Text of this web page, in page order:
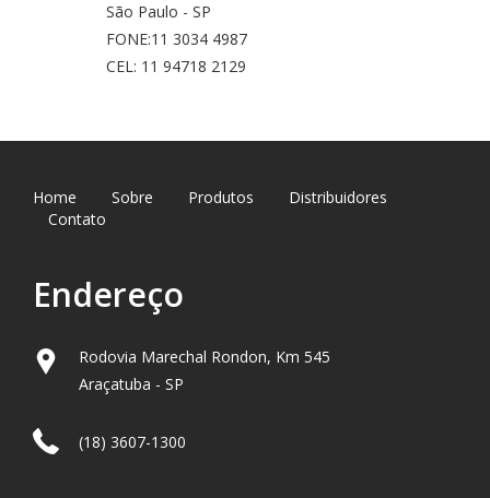
São Paulo - SP
FONE:11 3034 4987
CEL: 11 94718 2129
Home Sobre Produtos
Distribuidores
Contato
Endereço
Rodovia Marechal Rondon, Km 545
Araçatuba - SP
(18) 3607-1300